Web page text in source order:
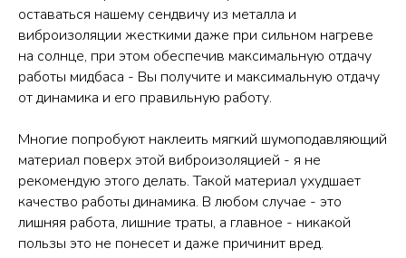
оставаться нашему сендвичу из металла и
виброизоляции жесткими даже при сильном нагреве
на солнце, при этом обеспечив максимальную отдачу
работы мидбаса - Вы получите и максимальную отдачу
от динамика и его правильную работу.
Многие попробуют наклеить мягкий шумоподавляющий
материал поверх этой виброизоляцией - я не
рекомендую этого делать. Такой материал ухудшает
качество работы динамика. В любом случае - это
лишняя работа, лишние траты, а главное - никакой
пользы это не понесет и даже причинит вред.